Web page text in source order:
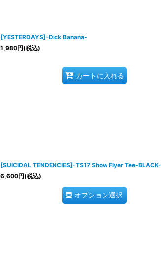
[YESTERDAYS]-Dick Banana-
1,980円(税込)
カートに入れる
[SUICIDAL TENDENCIES]-TS17 Show Flyer Tee-BLACK-
6,600円(税込)
オプション選択